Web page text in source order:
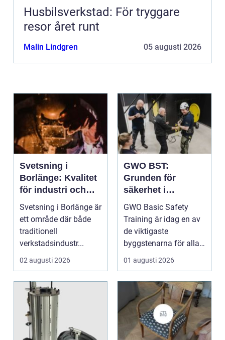
Husbilsverkstad: För tryggare
resor året runt
Malin Lindgren 05 augusti 2026
Svetsning i
Borlänge: Kvalitet
för industri och
konstruktion
Svetsning i Borlänge är
ett område där både
traditionell
verkstadsindustr...
02 augusti 2026
GWO BST:
Grunden för
säkerhet i
vindkraftsbransch
en
GWO Basic Safety
Training är idag en av
de viktigaste
byggstenarna för alla
som vill arbet...
01 augusti 2026